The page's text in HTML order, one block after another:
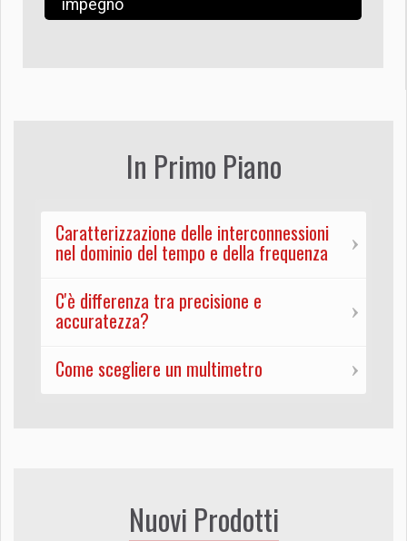
impegno
In Primo Piano
Caratterizzazione delle interconnessioni
nel dominio del tempo e della frequenza
C'è differenza tra precisione e
accuratezza?
Come scegliere un multimetro
Nuovi Prodotti